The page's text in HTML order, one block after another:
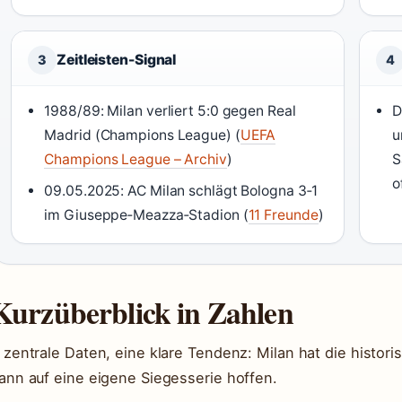
3 Zeitleisten-Signal
1988/89: Milan verliert 5:0 gegen Real
Madrid (Champions League) (UEFA
Champions League – Archiv)
09.05.2025: AC Milan schlägt Bologna 3‑1
im Giuseppe‑Meazza‑Stadion (11 Freunde)
4
in Zahlen
zentrale Daten, eine klare Tendenz: Milan hat die
auf eine eigene Siegesserie hoffen.